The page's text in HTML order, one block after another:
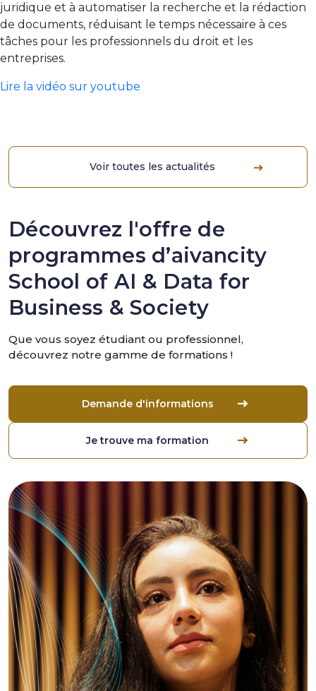
juridique et à automatiser la recherche et la rédaction
de documents, réduisant le temps nécessaire à ces
tâches pour les professionnels du droit et les
entreprises.
Lire la vidéo sur youtube
Voir toutes les actualités
Découvrez l'offre de
programmes d’aivancity
School of AI & Data for
Business & Society
Que vous soyez étudiant ou professionnel,
découvrez notre gamme de formations !
Demande d'informations
Je trouve ma formation